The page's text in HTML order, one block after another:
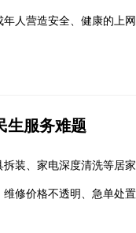
人营造安全、健康的上
生服务难题
装、家电深度清洗等居
修价格不透明、急单处